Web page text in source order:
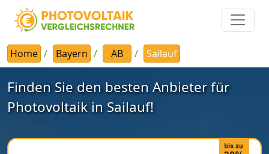
Home Bayern AB Sailauf
Finden Sie den besten Anbieter für
Photovoltaik in Sailauf!